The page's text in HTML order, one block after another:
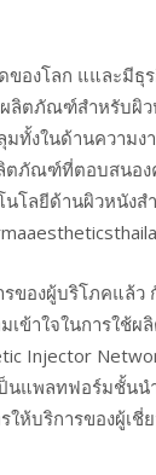
องโลก แและมีธุ
ลิตภัณฑ์สำหรับผิ
ทั้งในด้านความ
ตภัณฑ์ที่ตอบสนอ
นโลยีด้านผิวหนัง
องผู้บริโภคแล้ว
เข้าใจในการใช้
Injector
นแพลทฟอร์มชั้น
ห้บริการของผู้เชี่